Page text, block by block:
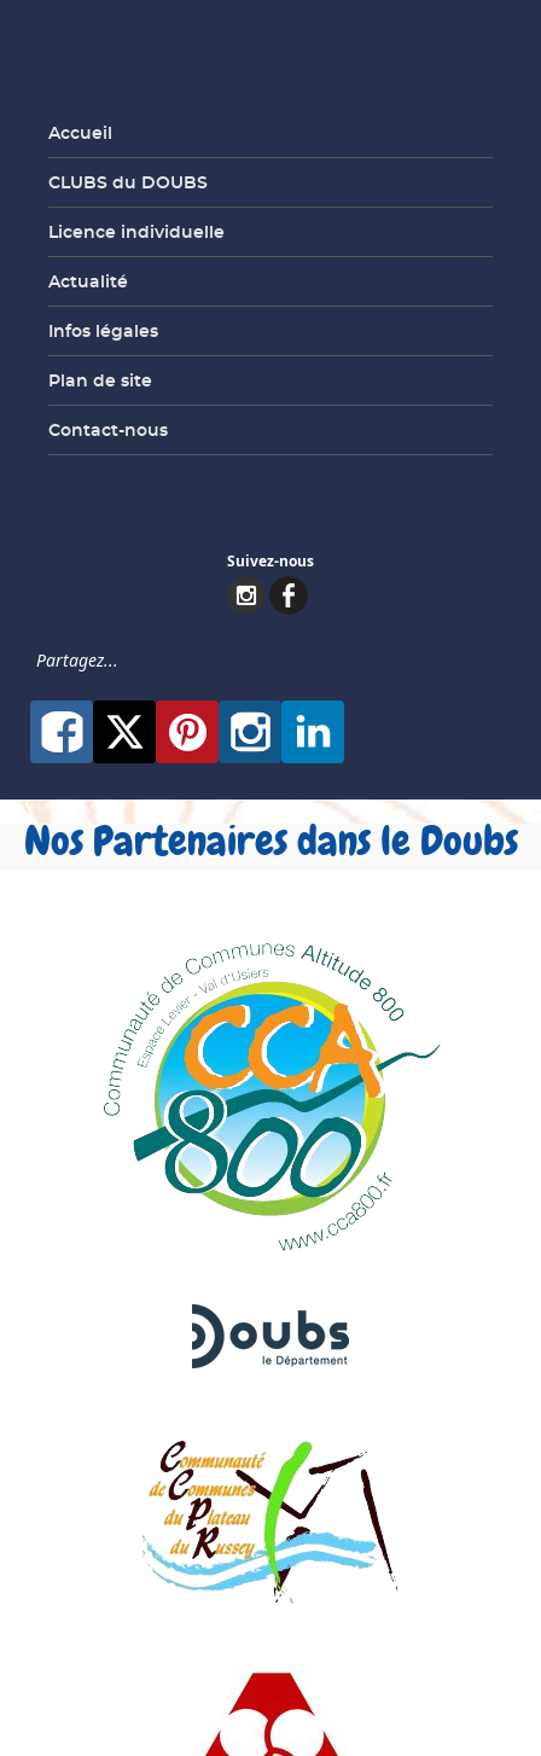
Accueil
CLUBS du DOUBS
Licence individuelle
Actualité
Infos légales
Plan de site
Contact-nous
Suivez-nous
Partagez...
Nos Partenaires dans le Doubs